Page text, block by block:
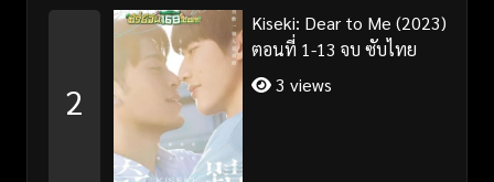
2
Kiseki: Dear to Me (2023)
ตอนที่ 1-13 จบ ซับไทย
3 views